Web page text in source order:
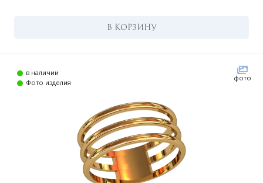
В КОРЗИНУ
в наличии
Фото изделия
фото